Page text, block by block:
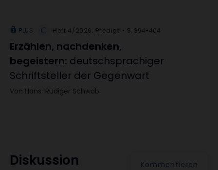
PLUS Heft 4/2026: Predigt S. 394-404
Erzählen, nachdenken,
begeistern: deutschsprachiger
Schriftsteller der Gegenwart
Von Hans-Rüdiger Schwab
Diskussion Kommentieren